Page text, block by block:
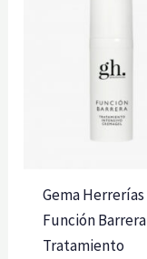
Gema Herrerías
Función Barrera
Tratamiento